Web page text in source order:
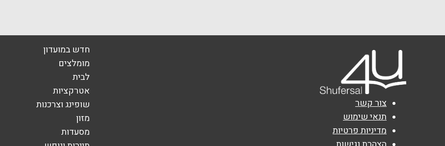
אימייל*
צור קשר
תנאי שימוש
מדיניות פרטיות
חדש במועדון
מומלצים
לבית
אטרקציות
שופינג וצרכנות
מזון
מסעדות